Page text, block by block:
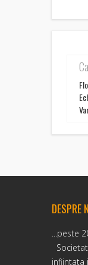
DESPRE
...peste
infiintata